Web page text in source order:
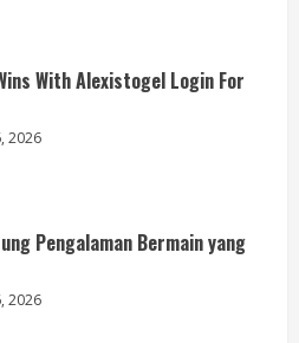
With Alexistogel Login For
2026
Pengalaman Bermain yang
2026